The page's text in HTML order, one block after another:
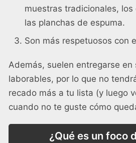
muestras tradicionales,
las planchas de espuma.
Son más respetuosos con
Además, suelen entregarse en
laborables, por lo que no
recado más a tu lista (y luego
cuando no te guste cómo
¿Qué es un foco